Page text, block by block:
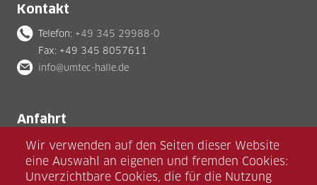
Wir verwenden auf den Seiten dieser Website
eine Auswahl an eigenen und fremden Cookies:
Unverzichtbare Cookies, die für die Nutzung
Kontakt
Telefon: +49 345 29988-0
Fax: +49 345 8057611
info@umtec-halle.de
Anfahrt
umtec Halle GmbH
Zscherbener Landstraße 13
D-06126 Halle (Saale)